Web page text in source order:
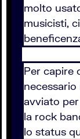
molto
musicisti,
Per capire
necessario
avviato
la rock
lo status